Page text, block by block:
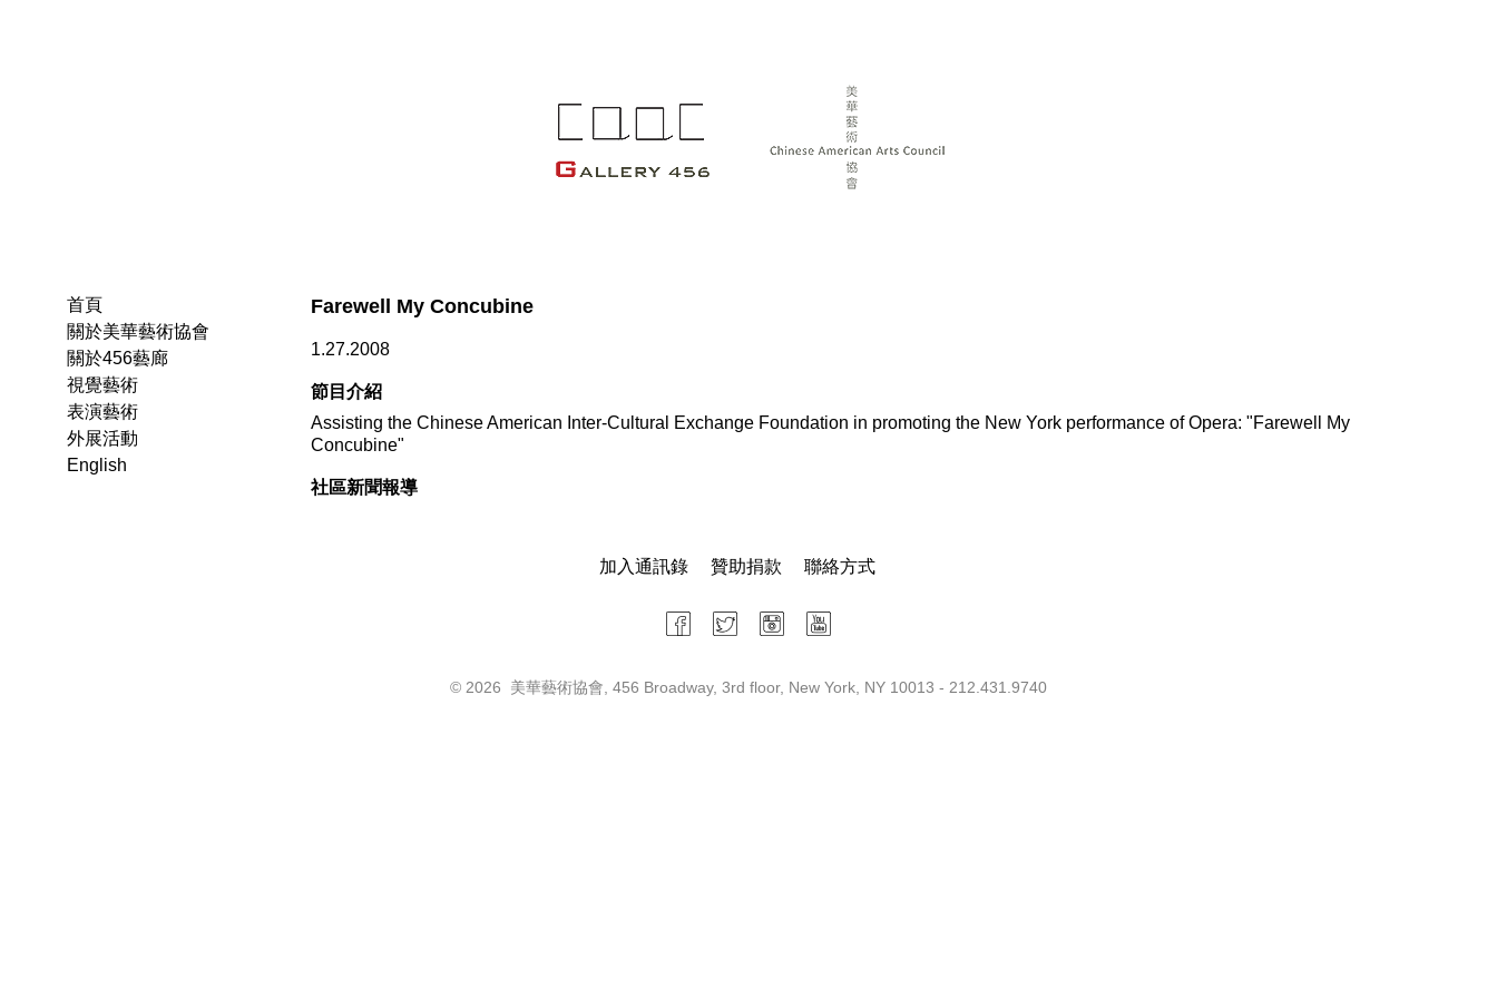
Farewell My Concubine
1.27.2008
節目介紹
Assisting the Chinese American Inter-Cultural Exchange Foundation in promoting the New York performance of Opera: "Farewell My
Concubine"
社區新聞報導
首頁
關於美華藝術協會
關於456藝廊
視覺藝術
表演藝術
外展活動
English
加入通訊錄 贊助捐款 聯絡方式
© 2026 美華藝術協會, 456 Broadway, 3rd floor, New York, NY 10013 - 212.431.9740